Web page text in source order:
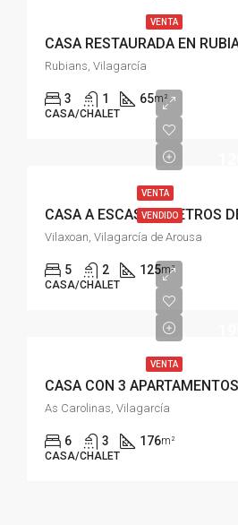
VENTA
CASA RESTAURADA EN
Rubians, Vilagarcía
3 1 65m²
CASA/CHALET
VENTA
VENDIDO
Vilaxoan, Vilagarcía de Arousa
5 2 125m²
CASA/CHALET
VENTA
As Carolinas, Vilagarcía
6 3 176m²
CASA/CHALET